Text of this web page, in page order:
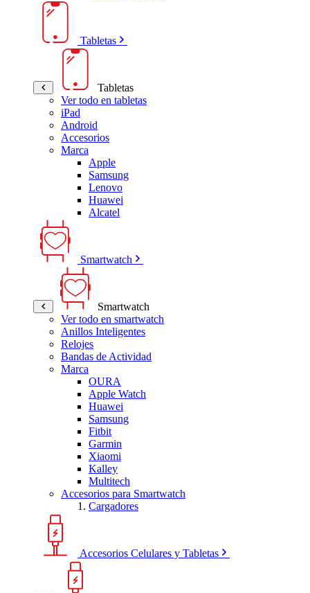
Tabletas
Tabletas
Ver todo en tabletas
iPad
Android
Accesorios
Marca
Apple
Samsung
Lenovo
Huawei
Alcatel
Smartwatch
Smartwatch
Ver todo en smartwatch
Anillos Inteligentes
Relojes
Bandas de Actividad
Marca
OURA
Apple Watch
Huawei
Samsung
Fitbit
Garmin
Xiaomi
Kalley
Multitech
Accesorios para Smartwatch
Cargadores
Accesorios Celulares y Tabletas